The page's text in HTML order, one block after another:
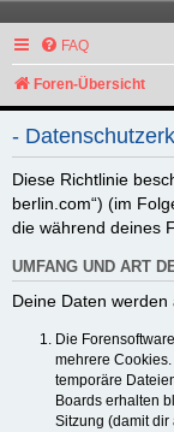
FAQ
Foren-Übersicht
-
Diese Richtlinie
berlin.com“) (im
die während deines
UMFANG UND ART
Deine Daten
Die
mehrere
temporäre
Boards erhalten
Sitzung (damit